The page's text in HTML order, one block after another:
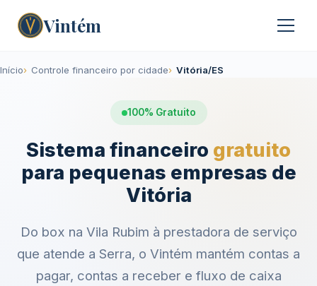
Vintém
Início Controle financeiro por cidade Vitória/ES
100% Gratuito
Sistema financeiro gratuito
para pequenas empresas de
Vitória
Do box na Vila Rubim à prestadora de serviço
que atende a Serra, o Vintém mantém contas a
pagar, contas a receber e fluxo de caixa